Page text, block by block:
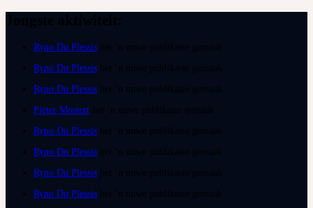
Ryno Du Plessis
Ryno Du Plessis
Ryno Du Plessis
Pieter Mostert
Ryno Du Plessis
Ryno Du Plessis
Ryno Du Plessis
Ryno Du Plessis